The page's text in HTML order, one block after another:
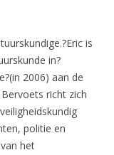
is
in?
2006) aan de
richt zich
politie en
het